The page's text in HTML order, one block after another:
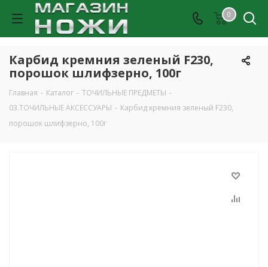
0
Карбид кремния зеленый F230,
порошок шлифзерно, 100г
Главная - Каталог - ТОЧИЛЬНЫЕ ПРЕДМЕТЫ -
03.ТОЧИЛЬНЫЕ АКСЕССУАРЫ - Карбид кремния зеленый F230,
порошок шлифзерно, 100г